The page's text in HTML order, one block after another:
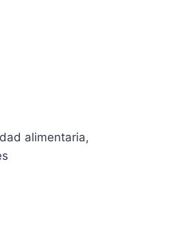
alimentaria,